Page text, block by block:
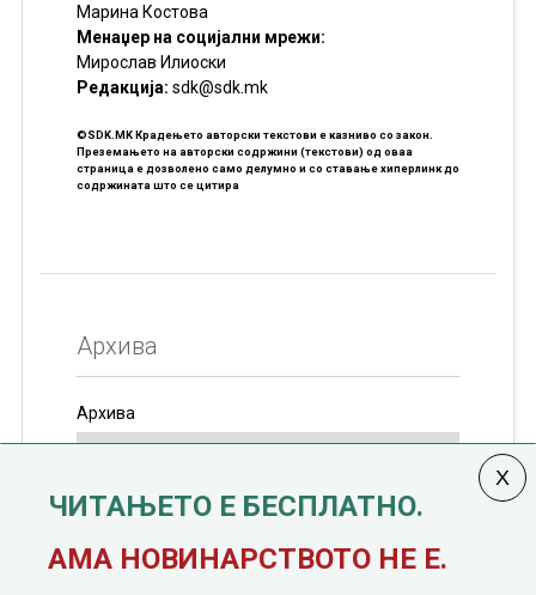
Марина Костова
Менаџер на социјални мрежи:
Мирослав Илиоски
Редакцијa: sdk@sdk.mk
©SDK.MK Крадењето авторски текстови е казниво со закон.
Преземањето на авторски содржини (текстови) од оваа
страница е дозволено само делумно и со ставање хиперлинк до
содржината што се цитира
Архива
Архива
јануари, 1991 година
ЧИТАЊЕТО Е БЕСПЛАТНО.
АМА НОВИНАРСТВОТО НЕ Е.